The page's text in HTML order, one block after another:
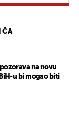
na novu
u bi mogao biti